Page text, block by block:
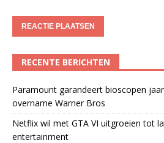
RECENTE BERICHTEN
Paramount garandeert bioscopen
overname Warner Bros
Netflix wil met GTA VI uitgroeien tot
entertainment